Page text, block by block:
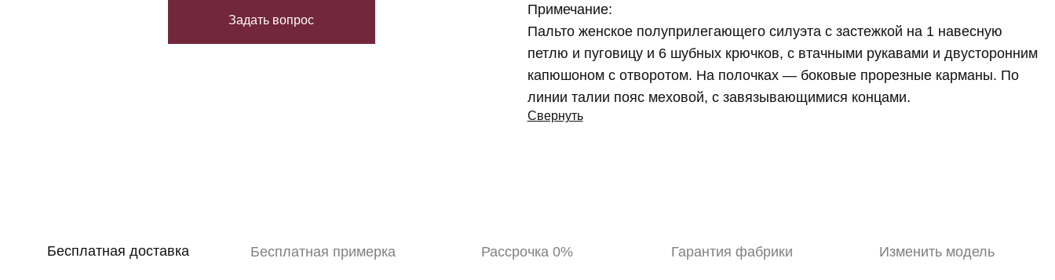
Задать вопрос
Примечание:
Пальто женское полуприлегающего силуэта с застежкой на 1 навесную
петлю и пуговицу и 6 шубных крючков, с втачными рукавами и двусторонним
капюшоном с отворотом. На полочках — боковые прорезные карманы. По
линии талии пояс меховой, с завязывающимися концами.
Свернуть
Бесплатная доставка Бесплатная примерка Рассрочка 0% Гарантия фабрики Изменить модель